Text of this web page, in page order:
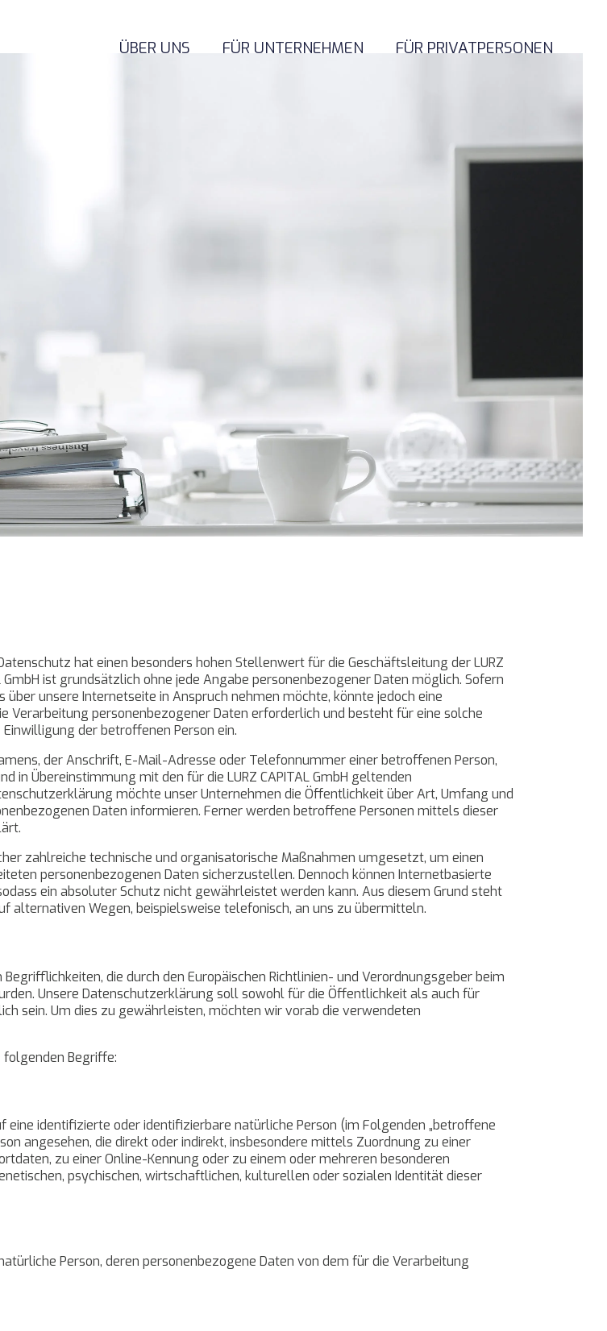
ÜBER UNS FÜR UNTERNEHMEN FÜR PRIVATPERSONEN
hat einen besonders hohen Stellenwert für die Geschäftsleitung der LURZ
GmbH ist grundsätzlich ohne jede Angabe personenbezogener Daten möglich. Sofern
unsere Internetseite in Anspruch nehmen möchte, könnte jedoch eine
Verarbeitung personenbezogener Daten erforderlich und besteht für eine solche
der betroffenen Person ein.
der Anschrift, E-Mail-Adresse oder Telefonnummer einer betroffenen Person,
Übereinstimmung mit den für die LURZ CAPITAL GmbH geltenden
möchte unser Unternehmen die Öffentlichkeit über Art, Umfang und
Daten informieren. Ferner werden betroffene Personen mittels dieser
zahlreiche technische und organisatorische Maßnahmen umgesetzt, um einen
personenbezogenen Daten sicherzustellen. Dennoch können Internetbasierte
ein absoluter Schutz nicht gewährleistet werden kann. Aus diesem Grund steht
alternativen Wegen, beispielsweise telefonisch, an uns zu übermitteln.
die durch den Europäischen Richtlinien- und Verordnungsgeber beim
Unsere Datenschutzerklärung soll sowohl für die Öffentlichkeit als auch für
sein. Um dies zu gewährleisten, möchten wir vorab die verwendeten
Begriffe:
eine identifizierte oder identifizierbare natürliche Person (im Folgenden „betroffene
angesehen, die direkt oder indirekt, insbesondere mittels Zuordnung zu einer
zu einer Online-Kennung oder zu einem oder mehreren besonderen
psychischen, wirtschaftlichen, kulturellen oder sozialen Identität dieser
Person, deren personenbezogene Daten von dem für die Verarbeitung